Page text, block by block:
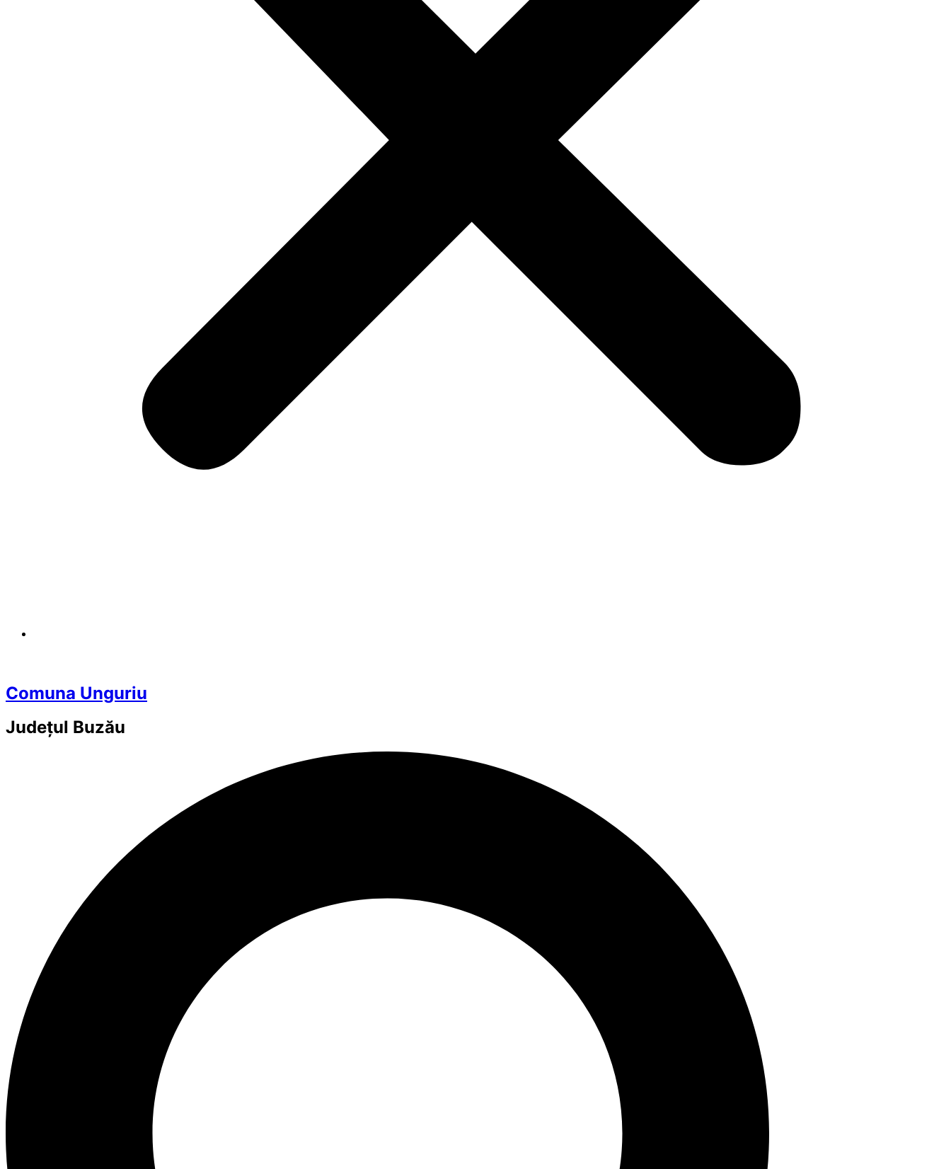
Comuna Unguriu
Județul Buzău